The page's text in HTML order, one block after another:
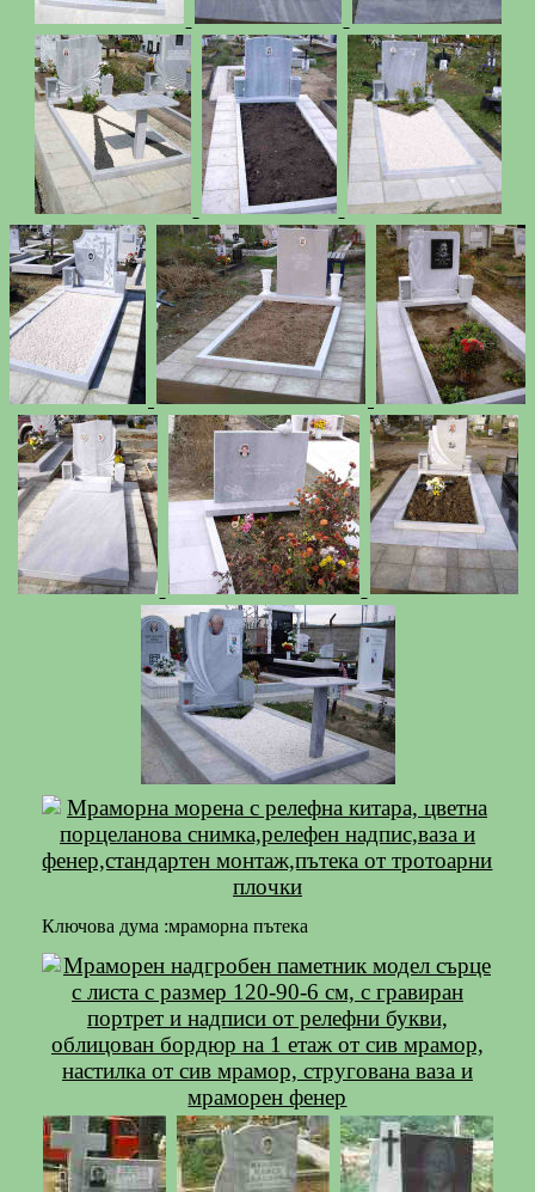
Ключова дума :мраморна пътека